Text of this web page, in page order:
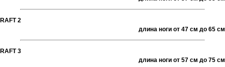
RAFT 2
длина ноги от 47 см до 65 см
RAFT 3
длина ноги от 57 см до 75 см